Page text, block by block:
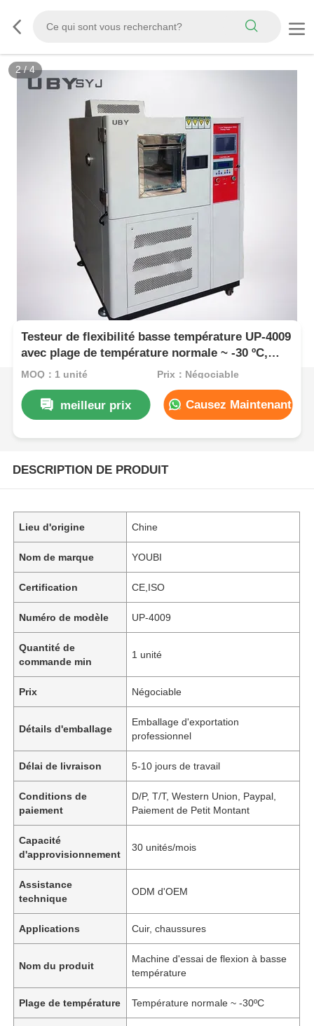
3/4
Testeur de flexibilité basse température UP-4009
avec plage de température normale ~ -30 ºC,
uniformité ≤ ± 0,5 ºC et temps de
MOQ：1 unité Prix：Négociable
meilleur prix Causez Maintenant
DESCRIPTION DE PRODUIT
Lieu d'origine Chine
Nom de marque YOUBI
Certification CE,ISO
Numéro de modèle UP-4009
Quantité de
commande min
1 unité
Prix Négociable
Détails d'emballage
Emballage d'exportation
professionnel
Délai de livraison 5-10 jours de travail
Conditions de
paiement
D/P, T/T, Western Union, Paypal,
Paiement de Petit Montant
Capacité
d'approvisionnement
30 unités/mois
Assistance
technique
ODM d'OEM
Applications Cuir, chaussures
Nom du produit
Machine d'essai de flexion à basse
température
Plage de température Température normale ~ -30ºC